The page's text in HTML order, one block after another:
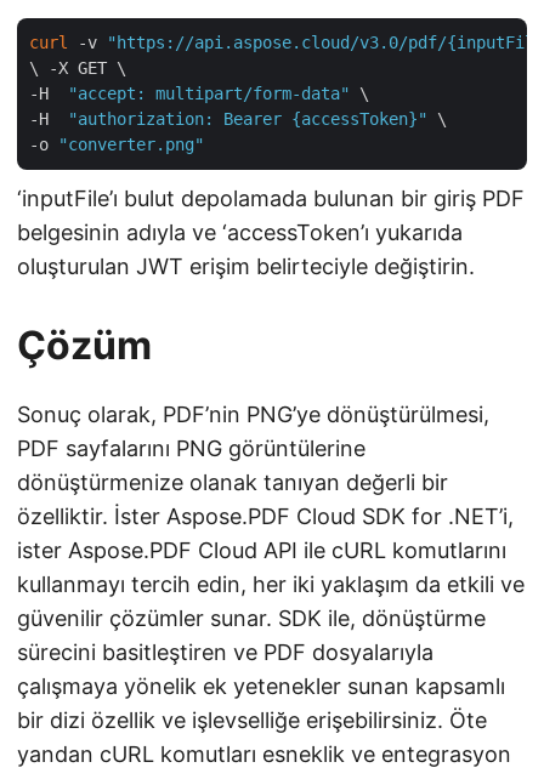
curl -v
"https://api.aspose.cloud/v3.0/pdf/{inputFile}/
\ -X GET \
-H
"accept: multipart/form-data"
\
-H
"authorization: Bearer {accessToken}"
\
-o
"converter.png"
‘inputFile’ı bulut depolamada bulunan bir giriş PDF
belgesinin adıyla ve ‘accessToken’ı yukarıda
oluşturulan JWT erişim belirteciyle değiştirin.
Çözüm
Sonuç olarak, PDF’nin PNG’ye dönüştürülmesi,
PDF sayfalarını PNG görüntülerine
dönüştürmenize olanak tanıyan değerli bir
özelliktir. İster Aspose.PDF Cloud SDK for .NET’i,
ister Aspose.PDF Cloud API ile cURL komutlarını
kullanmayı tercih edin, her iki yaklaşım da etkili ve
güvenilir çözümler sunar. SDK ile, dönüştürme
sürecini basitleştiren ve PDF dosyalarıyla
çalışmaya yönelik ek yetenekler sunan kapsamlı
bir dizi özellik ve işlevselliğe erişebilirsiniz. Öte
yandan cURL komutları esneklik ve entegrasyon